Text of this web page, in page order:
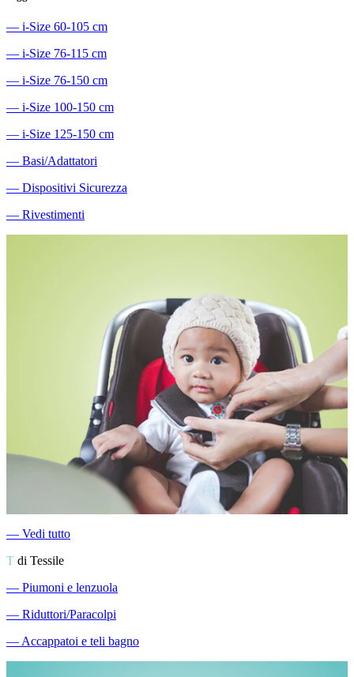
― i-Size 60-105 cm
― i-Size 76-115 cm
― i-Size 76-150 cm
― i-Size 100-150 cm
― i-Size 125-150 cm
― Basi/Adattatori
― Dispositivi Sicurezza
― Rivestimenti
― Vedi tutto
T di Tessile
― Piumoni e lenzuola
― Riduttori/Paracolpi
―Accappatoi e teli bagno